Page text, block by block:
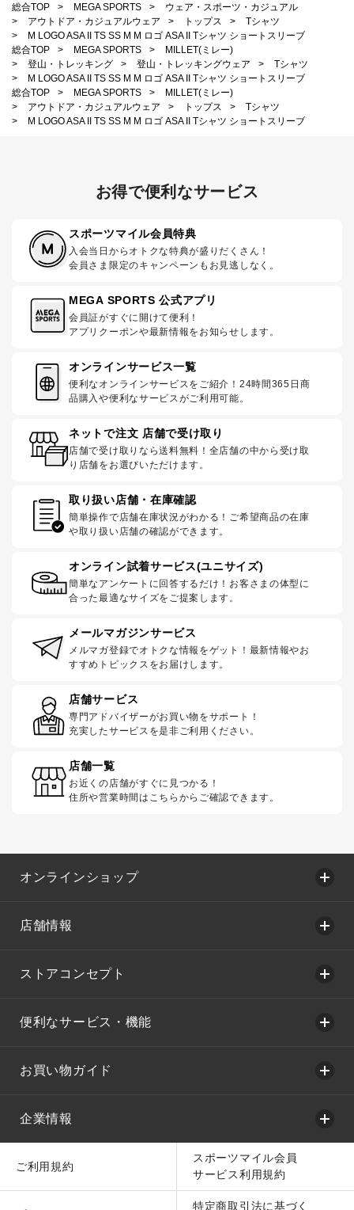
総合TOP
> MEGA SPORTS >
ウェア・スポーツ・カジュアル
>
アウトドア・カジュアルウェア > トップス >
Tシャツ
>
M LOGO ASA II TS SS M M ロゴ ASA II Tシャツ ショートスリーブ
総合TOP
> MEGA SPORTS >
MILLET(ミレー)
>
登山・トレッキング > 登山・トレッキングウェア >
Tシャツ
>
M LOGO ASA II TS SS M M ロゴ ASA II Tシャツ ショートスリーブ
総合TOP
> MEGA SPORTS >
MILLET(ミレー)
>
アウトドア・カジュアルウェア > トップス >
Tシャツ
>
M LOGO ASA II TS SS M M ロゴ ASA II Tシャツ ショートスリーブ
お得で便利なサービス
スポーツマイル会員特典
入会当日からオトクな特典が盛りだくさん！
会員さま限定のキャンペーンもお見逃しなく。
MEGA SPORTS 公式アプリ
会員証がすぐに開けて便利！
アプリクーポンや最新情報をお知らせします。
オンラインサービス一覧
便利なオンラインサービスをご紹介！24時間365日商
品購入や便利なサービスがご利用可能。
ネットで注文 店舗で受け取り
店舗で受け取りなら送料無料！全店舗の中から受け取
り店舗をお選びいただけます。
取り扱い店舗・在庫確認
簡単操作で店舗在庫状況がわかる！ご希望商品の在庫
や取り扱い店舗の確認ができます。
オンライン試着サービス(ユニサイズ)
簡単なアンケートに回答するだけ！お客さまの体型に
合った最適なサイズをご提案します。
メールマガジンサービス
メルマガ登録でオトクな情報をゲット！最新情報やお
すすめトピックスをお届けします。
店舗サービス
専門アドバイザーがお買い物をサポート！
充実したサービスを是非ご利用ください。
店舗一覧
お近くの店舗がすぐに見つかる！
住所や営業時間はこちらからご確認できます。
オンラインショップ
店舗情報
ストアコンセプト
便利なサービス・機能
お買い物ガイド
企業情報
ご利用規約
スポーツマイル会員
サービス利用規約
特定商取引法に基づく